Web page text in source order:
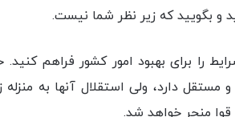
و بگویید که زیر نظر شما نیست.
را برای بهبود امور کشور فراهم
مستقل دارد، ولی استقلال آنها به
منجر خواهد شد.